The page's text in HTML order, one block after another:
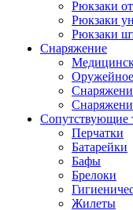
Рюкзаки
Рюкзаки
Рюкзаки
Снаряжение
Сопутствующие
Перчатки
Батарейки
Бафы
Брелоки
Жилеты